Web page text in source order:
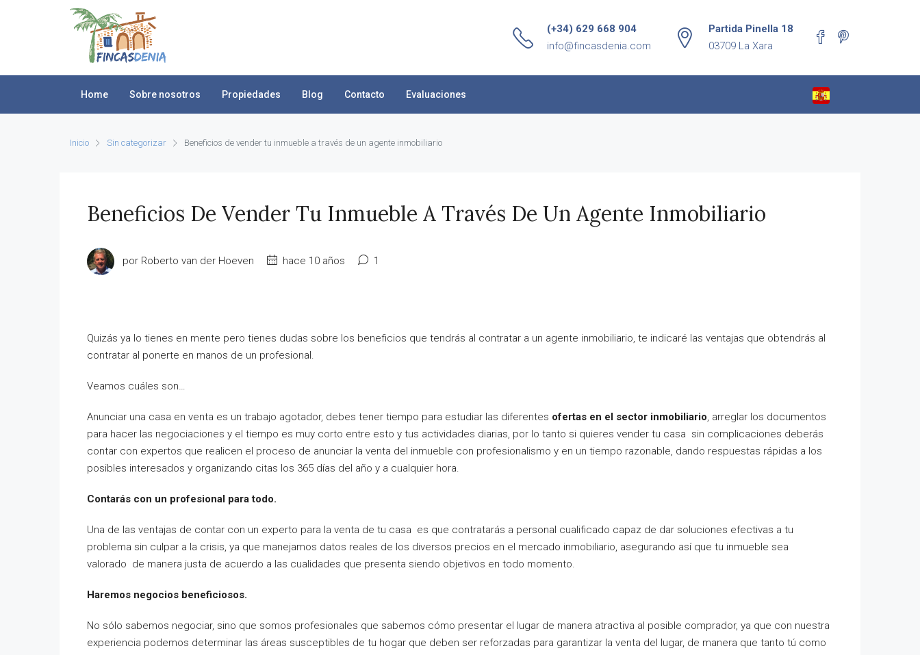
(+34) 629 668 904
info@fincasdenia.com
Partida Pinella 18
03709 La Xara
Home Sobre nosotros Propiedades Blog Contacto Evaluaciones
Inicio Sin categorizar Beneficios de vender tu inmueble a través de un agente inmobiliario
Beneficios De Vender Tu Inmueble A Través De Un Agente Inmobiliario
por Roberto van der Hoeven hace 10 años 1
Quizás ya lo tienes en mente pero tienes dudas sobre los beneficios que tendrás al contratar a un agente inmobiliario, te indicaré las ventajas que obtendrás al
contratar al ponerte en manos de un profesional.
Veamos cuáles son…
Anunciar una casa en venta es un trabajo agotador, debes tener tiempo para estudiar las diferentes ofertas en el sector inmobiliario, arreglar los documentos
para hacer las negociaciones y el tiempo es muy corto entre esto y tus actividades diarias, por lo tanto si quieres vender tu casa sin complicaciones deberás
contar con expertos que realicen el proceso de anunciar la venta del inmueble con profesionalismo y en un tiempo razonable, dando respuestas rápidas a los
posibles interesados y organizando citas los 365 días del año y a cualquier hora.
Contarás con un profesional para todo.
Una de las ventajas de contar con un experto para la venta de tu casa es que contratarás a personal cualificado capaz de dar soluciones efectivas a tu
problema sin culpar a la crisis, ya que manejamos datos reales de los diversos precios en el mercado inmobiliario, asegurando así que tu inmueble sea
valorado de manera justa de acuerdo a las cualidades que presenta siendo objetivos en todo momento.
Haremos negocios beneficiosos.
No sólo sabemos negociar, sino que somos profesionales que sabemos cómo presentar el lugar de manera atractiva al posible comprador, ya que con nuestra
experiencia podemos determinar las áreas susceptibles de tu hogar que deben ser reforzadas para garantizar la venta del lugar, de manera que tanto tú como